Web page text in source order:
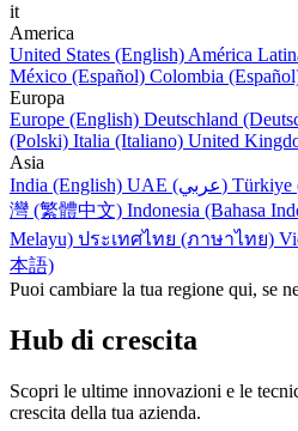
it
America
United States (English) América
México (Español) Colombia
Europa
Europe (English) Deutschland
(Polski) Italia (Italiano) United
Asia
India (English)
UAE (عربي) Türkiye
灣 (繁體中文) Indonesia (Bahasa
Melayu) ประเทศไทย (ภาษาไทย)
本語)
Puoi cambiare la tua regione qui, se
Hub di crescita
Scopri le ultime innovazioni e le
crescita della tua azienda.